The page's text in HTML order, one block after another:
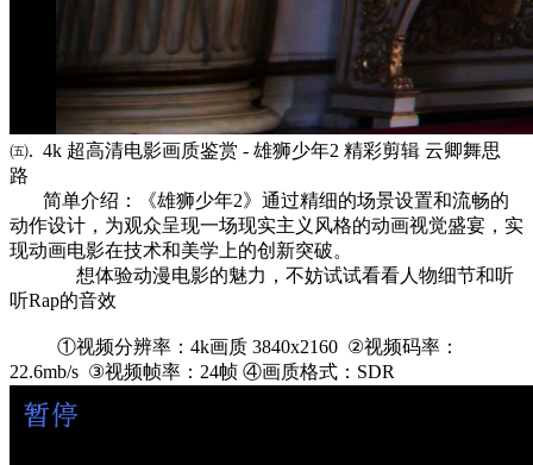
㈤. 4k 超高清电影画质鉴赏 - 雄狮少年2 精彩剪辑 云卿舞思
路
简单介绍：《雄狮少年2》通过精细的场景设置和流畅的
动作设计，为观众呈现一场现实主义风格的动画视觉盛宴，实
现动画电影在技术和美学上的创新突破。
想体验动漫电影的魅力，不妨试试看看人物细节和听
听Rap的音效
①视频分辨率：4k画质 3840x2160 ②视频码率：
22.6mb/s ③视频帧率：24帧 ④画质格式：SDR